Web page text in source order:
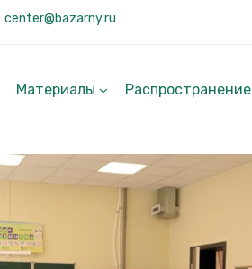
center@bazarny.ru
Материалы Распространение